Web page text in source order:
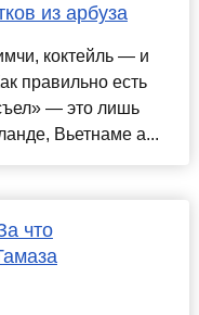
из арбуза
коктейль — и
правильно есть
— это лишь
Вьетнаме а...
что